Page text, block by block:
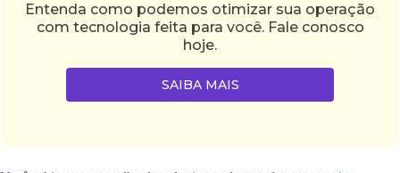
Entenda como podemos otimizar sua operação
com tecnologia feita para você. Fale conosco
hoje.
SAIBA MAIS